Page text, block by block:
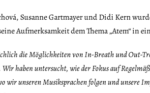
Susanne Gartmayer und Didi Kern
Aufmerksamkeit dem Thema „Atem“ in
die Möglichkeiten von In-Breath und Out-
haben untersucht, wie der Fokus auf
wir unseren Musiksprachen folgen und unsere